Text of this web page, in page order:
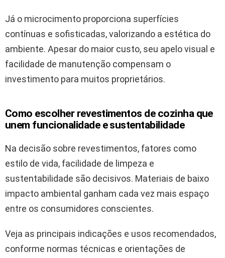
Já o microcimento proporciona superfícies
contínuas e sofisticadas, valorizando a estética do
ambiente. Apesar do maior custo, seu apelo visual e
facilidade de manutenção compensam o
investimento para muitos proprietários.
Como escolher revestimentos de cozinha que
unem funcionalidade e sustentabilidade
Na decisão sobre revestimentos, fatores como
estilo de vida, facilidade de limpeza e
sustentabilidade são decisivos. Materiais de baixo
impacto ambiental ganham cada vez mais espaço
entre os consumidores conscientes.
Veja as principais indicações e usos recomendados,
conforme normas técnicas e orientações de